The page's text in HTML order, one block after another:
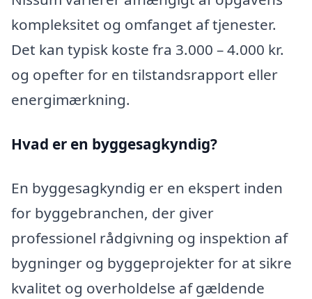
kompleksitet og omfanget af tjenester.
Det kan typisk koste fra 3.000 – 4.000 kr.
og opefter for en tilstandsrapport eller
energimærkning.
Hvad er en byggesagkyndig?
En byggesagkyndig er en ekspert inden
for byggebranchen, der giver
professionel rådgivning og inspektion af
bygninger og byggeprojekter for at sikre
kvalitet og overholdelse af gældende